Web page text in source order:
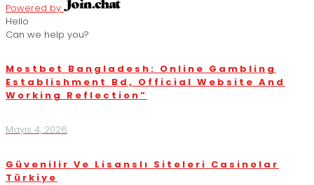
Powered by
Hello
Can we help you?
Mostbet Bangladesh: Online Gambling
Establishment Bd, Official Website And
Working Reflection”
Mayıs 4, 2026
Güvenilir Ve Lisanslı Siteleri Casinolar
Türkiye